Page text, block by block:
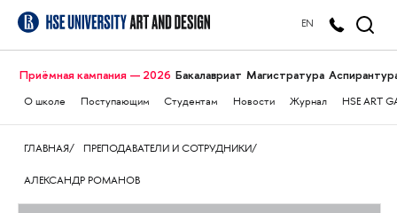
EN
Приёмная кампания — 2026 Бакалавриат Магистратура
О школе Поступающим Студентам Новости Журнал HSE ART
ГЛАВНАЯ ПРЕПОДАВАТЕЛИ И СОТРУДНИКИ
АЛЕКСАНДР РОМАНОВ